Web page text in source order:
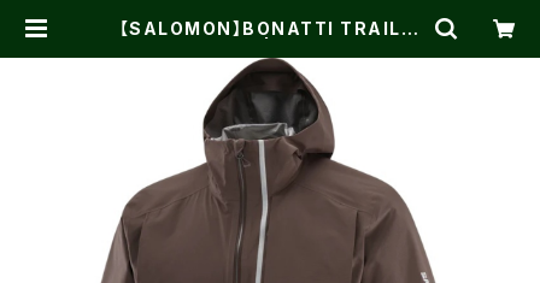
【SALOMON】BONATTI TRAIL C